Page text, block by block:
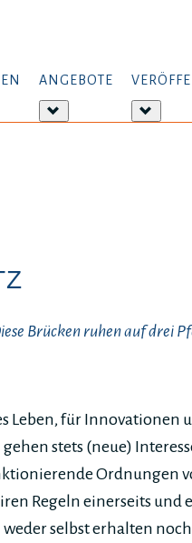
ANGEBOTE
Informationen:
Brücken ruhen auf drei
Leben, für Innovationen
stets (neue)
Ordnungen
Regeln einerseits und
selbst erhalten